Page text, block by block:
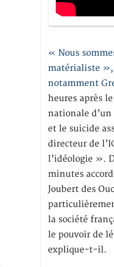
« Nous
matérialiste »,
notamment
heures après
nationale
et le suicide
directeur de
l’idéologie ».
minutes
Joubert des
la société
le pouvoir de
explique-t-il.